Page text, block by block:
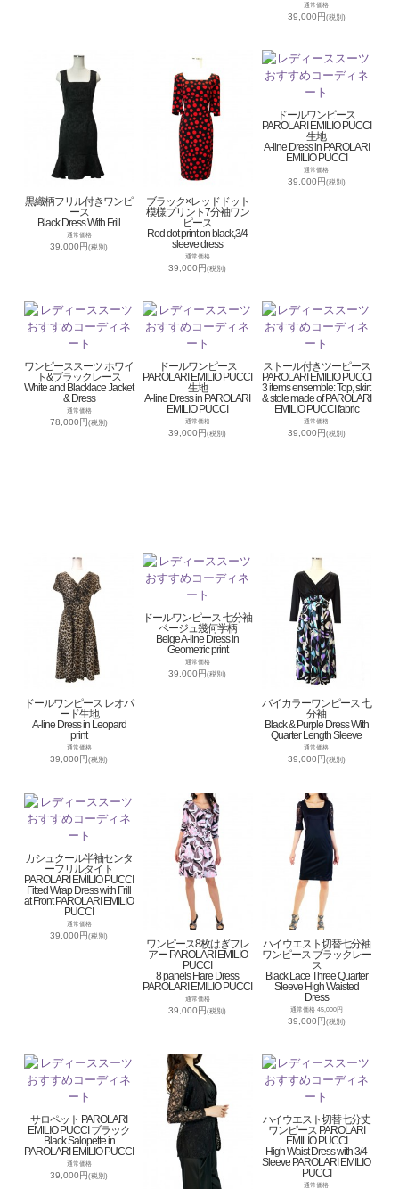
通常価格
39,000円(税別)
黒織柄フリル付きワンピ
ース
Black Dress With Frill
通常価格
39,000円(税別)
ブラック×レッドドット
模様プリント7分袖ワン
ピース
Red dot print on black,3/4
sleeve dress
通常価格
39,000円(税別)
ドールワンピース
PAROLARI EMILIO PUCCI
生地
A-line Dress in PAROLARI
EMILIO PUCCI
通常価格
39,000円(税別)
ワンピーススーツ ホワイ
ト&ブラックレース
White and Blacklace Jacket
& Dress
通常価格
78,000円(税別)
ドールワンピース
PAROLARI EMILIO PUCCI
生地
A-line Dress in PAROLARI
EMILIO PUCCI
通常価格
39,000円(税別)
ストール付きツーピース
PAROLARI EMILIO PUCCI
3 items ensemble: Top, skirt
& stole made of PAROLARI
EMILIO PUCCI fabric
通常価格
39,000円(税別)
ドールワンピース レオパ
ード生地
A-line Dress in Leopard
print
通常価格
39,000円(税別)
ドールワンピース 七分袖
ベージュ幾何学柄
Beige A-line Dress in
Geometric print
通常価格
39,000円(税別)
バイカラーワンピース 七
分袖
Black & Purple Dress With
Quarter Length Sleeve
通常価格
39,000円(税別)
カシュクール半袖センタ
ーフリルタイト
PAROLARI EMILIO PUCCI
Fitted Wrap Dress with Frill
at Front PAROLARI EMILIO
PUCCI
通常価格
39,000円(税別)
ワンピース8枚はぎフレ
アー PAROLARI EMILIO
PUCCI
8 panels Flare Dress
PAROLARI EMILIO PUCCI
通常価格
39,000円(税別)
ハイウエスト切替七分袖
ワンピース ブラックレー
ス
Black Lace Three Quarter
Sleeve High Waisted
Dress
通常価格 45,000円
39,000円(税別)
サロペット PAROLARI
EMILIO PUCCI ブラック
Black Salopette in
PAROLARI EMILIO PUCCI
通常価格
39,000円(税別)
ハイウエスト切替七分丈
ワンピース PAROLARI
EMILIO PUCCI
High Waist Dress with 3/4
Sleeve PAROLARI EMILIO
PUCCI
通常価格